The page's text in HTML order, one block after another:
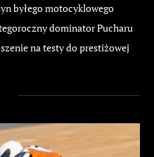
byłego motocyklowego
dominator Pucharu
na testy do prestiżowej